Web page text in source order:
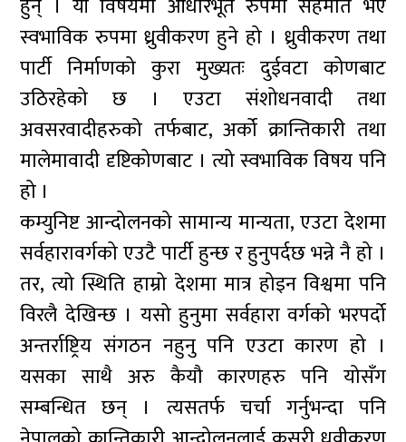
हुन् । यी विषयमा आधारभूत रुपमा सहमति भए
स्वभाविक रुपमा ध्रुवीकरण हुने हो । ध्रुवीकरण तथा
पार्टी निर्माणको कुरा मुख्यतः दुईवटा कोणबाट
उठिरहेको छ । एउटा संशोधनवादी तथा
अवसरवादीहरुको तर्फबाट, अर्को क्रान्तिकारी तथा
मालेमावादी दृष्टिकोणबाट । त्यो स्वभाविक विषय पनि
हो ।
कम्युनिष्ट आन्दोलनको सामान्य मान्यता, एउटा देशमा
सर्वहारावर्गको एउटै पार्टी हुन्छ र हुनुपर्दछ भन्ने नै हो ।
तर, त्यो स्थिति हाम्रो देशमा मात्र होइन विश्वमा पनि
विरलै देखिन्छ । यसो हुनुमा सर्वहारा वर्गको भरपर्दो
अन्तर्राष्ट्रिय संगठन नहुनु पनि एउटा कारण हो ।
यसका साथै अरु कैयौ कारणहरु पनि योसँग
सम्बन्धित छन् । त्यसतर्फ चर्चा गर्नुभन्दा पनि